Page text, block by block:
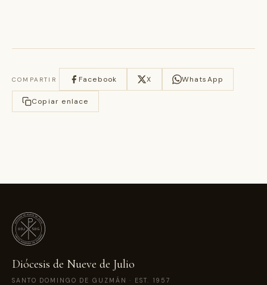
COMPARTIR Facebook X WhatsApp
Copiar enlace
Diócesis de Nueve de Julio
SANTO DOMINGO DE GUZMÁN · EST. 1957